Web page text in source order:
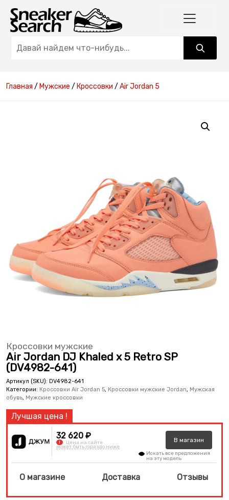
Главная / Мужские / Кроссовки / Air Jordan 5
Кроссовки мужские
Air Jordan DJ Khaled x 5 Retro SP
(DV4982-641)
Артикул (SKU): DV4982-641
Категории: Кроссовки Air Jordan 5, Кроссовки мужские Jordan, Мужская
обувь, Мужские кроссовки
32 620 ₽
! Цена на сайте
может быть гораздо ниже
В магазин
Искать все предложения
на эту модель
О магазине Доставка Отзывы